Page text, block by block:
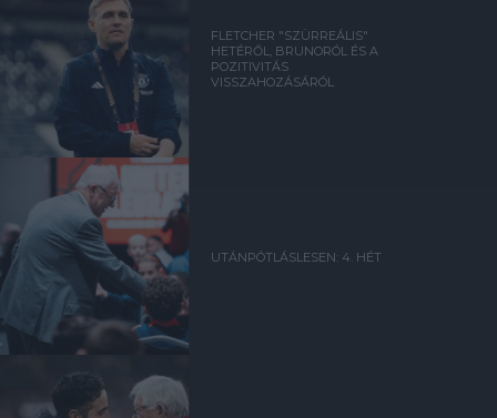
FLETCHER "SZÜRREÁLIS"
HETÉRŐL, BRUNORÓL ÉS A
POZITIVITÁS
VISSZAHOZÁSÁRÓL
UTÁNPÓTLÁSLESEN: 4. HÉT